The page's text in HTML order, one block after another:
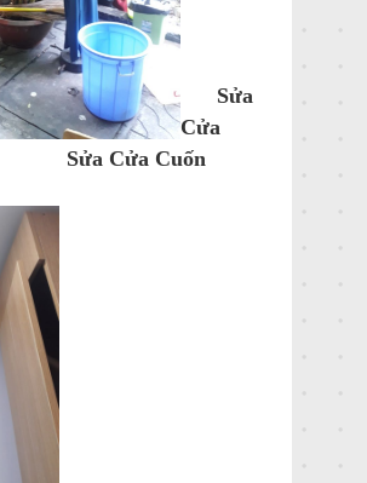
Sửa
Cửa
Cửa Cuốn